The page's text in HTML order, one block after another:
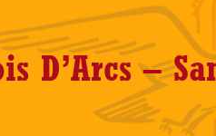
D’Arcs –